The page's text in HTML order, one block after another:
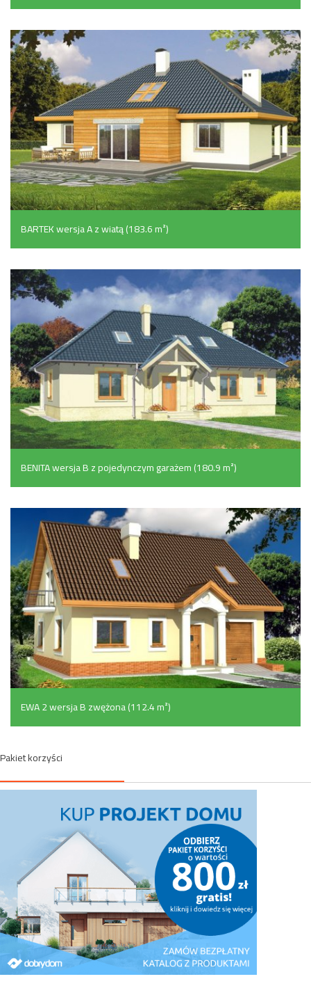
BARTEK wersja A z wiatą (183.6 m²)
BENITA wersja B z pojedynczym garażem (180.9 m²)
EWA 2 wersja B zwężona (112.4 m²)
Pakiet korzyści